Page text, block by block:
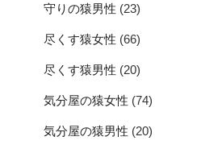
守りの猿男性 (23)
尽くす猿女性 (66)
尽くす猿男性 (20)
気分屋の猿女性 (74)
気分屋の猿男性 (20)